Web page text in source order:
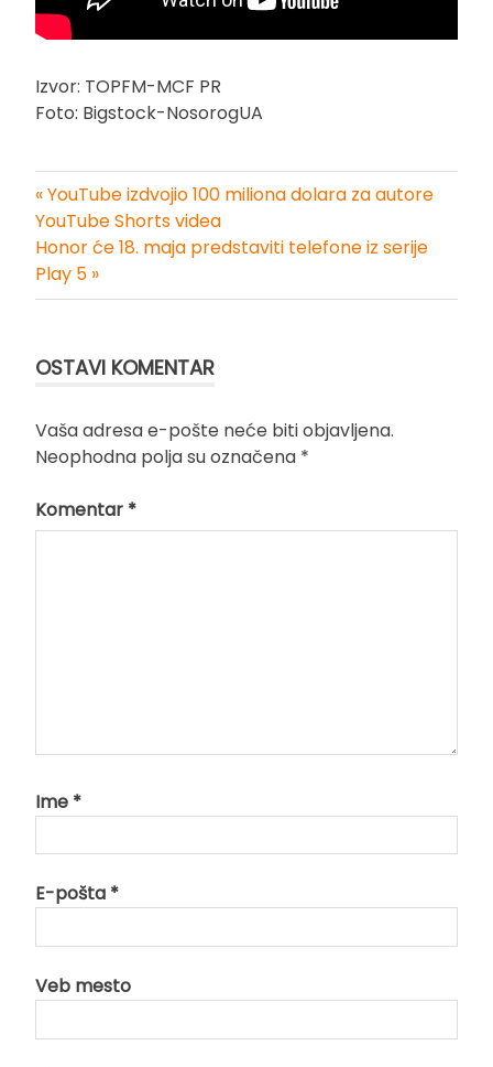
Izvor: TOPFM-MCF PR
Foto: Bigstock-NosorogUA
Kretanje
članka
« YouTube izdvojio 100 miliona dolara za autore
YouTube Shorts videa
Honor će 18. maja predstaviti telefone iz serije
Play 5 »
OSTAVI KOMENTAR
Vaša adresa e-pošte neće biti objavljena.
Neophodna polja su označena *
Komentar *
Ime *
E-pošta *
Veb mesto